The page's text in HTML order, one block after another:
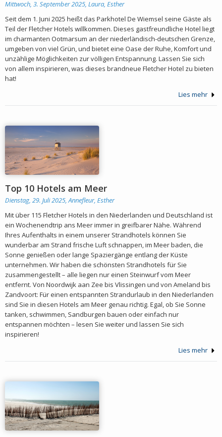
Mittwoch, 3. September 2025, Laura, Esther
Seit dem 1. Juni 2025 heißt das Parkhotel De Wiemsel seine Gäste als
Teil der Fletcher Hotels willkommen. Dieses gastfreundliche Hotel liegt
im charmanten Ootmarsum an der niederländisch-deutschen Grenze,
umgeben von viel Grün, und bietet eine Oase der Ruhe, Komfort und
unzählige Möglichkeiten zur völligen Entspannung. Lassen Sie sich
von allem inspirieren, was dieses brandneue Fletcher Hotel zu bieten
hat!
Lies mehr
Top 10 Hotels am Meer
Dienstag, 29. Juli 2025,Annefleur, Esther
Mit über 115 Fletcher Hotels in den Niederlanden und Deutschland ist
ein Wochenendtrip ans Meer immer in greifbarer Nähe. Während
Ihres Aufenthalts in einem unserer Strandhotels können Sie
wunderbar am Strand frische Luft schnappen, im Meer baden, die
Sonne genießen oder lange Spaziergänge entlang der Küste
unternehmen. Wir haben die schönsten Strandhotels für Sie
zusammengestellt – alle liegen nur einen Steinwurf vom Meer
entfernt. Von Noordwijk aan Zee bis Vlissingen und von Ameland bis
Zandvoort: Für einen entspannten Strandurlaub in den Niederlanden
sind Sie in diesen Hotels am Meer genau richtig. Egal, ob Sie Sonne
tanken, schwimmen, Sandburgen bauen oder einfach nur
entspannen möchten – lesen Sie weiter und lassen Sie sich
inspirieren!
Lies mehr